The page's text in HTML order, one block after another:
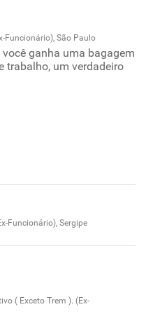
Funcionário), São Paulo
ganha uma bagagem
trabalho, um verdadeiro
Funcionário), Sergipe
( Exceto Trem ). (Ex-